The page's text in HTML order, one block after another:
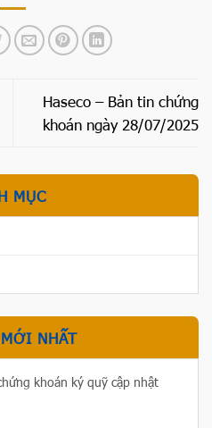
Haseco – Bản tin chứng
khoán ngày 28/07/2025
MỤC
NHẤT
khoán ký quỹ cập nhật